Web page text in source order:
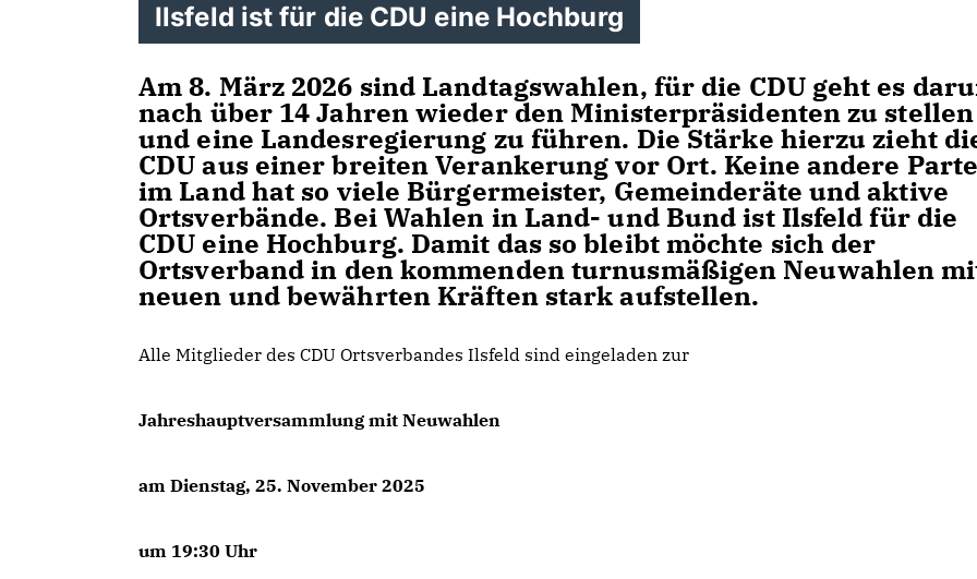
Ilsfeld ist für die CDU eine Hochburg
Am 8. März 2026 sind Landtagswahlen, für die CDU geht es
nach über 14 Jahren wieder den Ministerpräsidenten zu stellen
und eine Landesregierung zu führen. Die Stärke hierzu zieht
CDU aus einer breiten Verankerung vor Ort. Keine andere
im Land hat so viele Bürgermeister, Gemeinderäte und aktive
Ortsverbände. Bei Wahlen in Land- und Bund ist Ilsfeld für die
CDU eine Hochburg. Damit das so bleibt möchte sich der
Ortsverband in den kommenden turnusmäßigen Neuwahlen
neuen und bewährten Kräften stark aufstellen.
Alle Mitglieder des CDU Ortsverbandes Ilsfeld sind eingeladen zur
Jahreshauptversammlung mit Neuwahlen
am Dienstag, 25. November 2025
um 19:30 Uhr